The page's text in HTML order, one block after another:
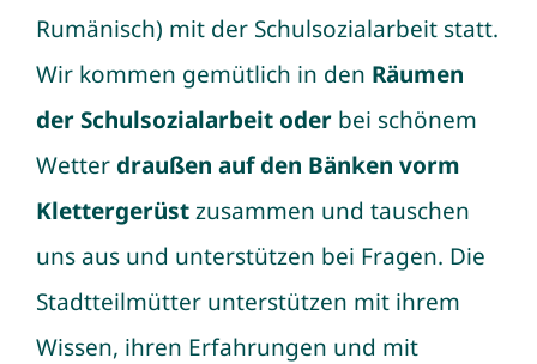
Rumänisch) mit der Schulsozialarbeit statt.
Wir kommen gemütlich in den Räumen
der Schulsozialarbeit oder bei schönem
Wetter draußen auf den Bänken vorm
Klettergerüstzusammen und tauschen
uns aus und unterstützen bei Fragen. Die
Stadtteilmütter unterstützen mit ihrem
Wissen, ihren Erfahrungen und mit